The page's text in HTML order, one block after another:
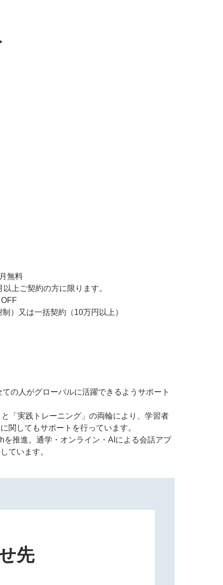
無料
方に限ります。
契約（10万円以上）
の人がグローバルに活躍できるようサポート
「実践トレーニング」の両輪により、学習者
関してもサポートを行っています。
推進。通学・オンライン・AIによる会話アプ
ています。
先